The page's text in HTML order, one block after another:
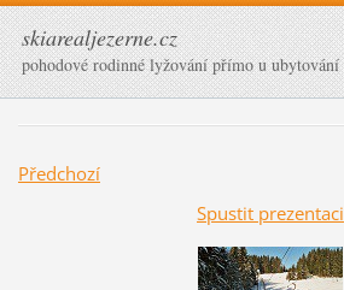
skiarealjezerne.cz
pohodové rodinné lyžování přímo u ubytování
Předchozí
Spustit prezentaci